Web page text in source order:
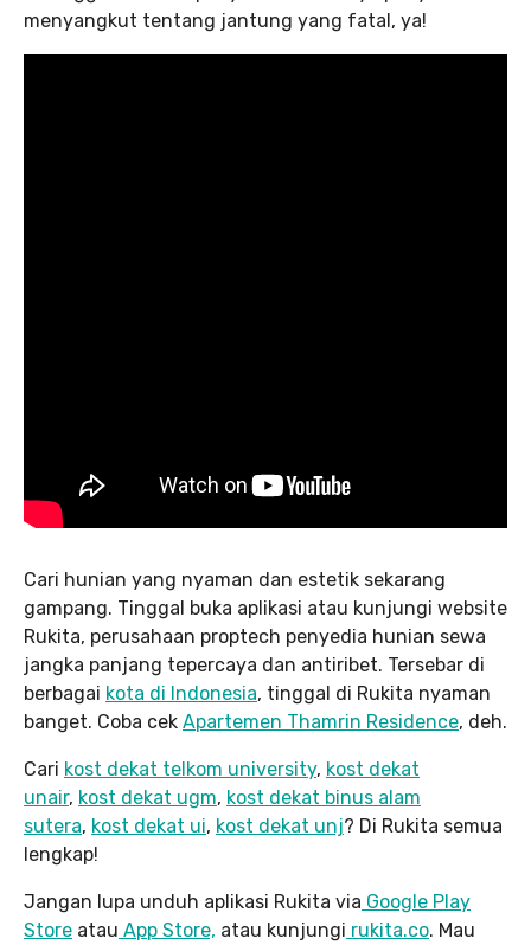
menyangkut tentang jantung yang fatal, ya!
Cari hunian yang nyaman dan estetik sekarang
gampang. Tinggal buka aplikasi atau kunjungi website
Rukita, perusahaan proptech penyedia hunian sewa
jangka panjang tepercaya dan antiribet. Tersebar di
berbagai kota di Indonesia, tinggal di Rukita nyaman
banget. Coba cek Apartemen Thamrin Residence, deh.
Cari kost dekat telkom university, kost dekat
unair, kost dekat ugm, kost dekat binus alam
sutera, kost dekat ui, kost dekat unj? Di Rukita semua
lengkap!
Jangan lupa unduh aplikasi Rukita via Google Play
Store atau App Store, atau kunjungi rukita.co. Mau